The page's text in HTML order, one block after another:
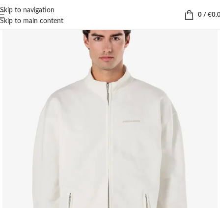
Skip to navigation
Skip to main content
0 / €